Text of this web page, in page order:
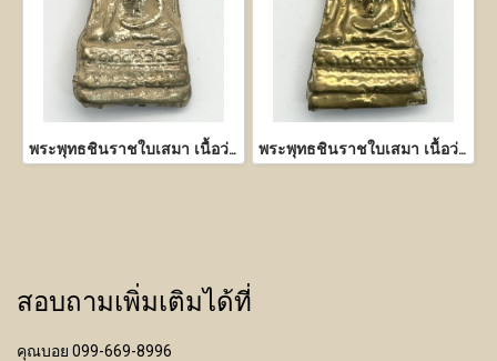
พระพุทธชินราชใบเสมา เนื้อว่าน หน้าเงิน พระพุทธชินราชใบเสมา เนื้อว่าน หน้าทอง
สอบถามเพิ่มเติมได้ที่
คุณบอย 099-669-8996